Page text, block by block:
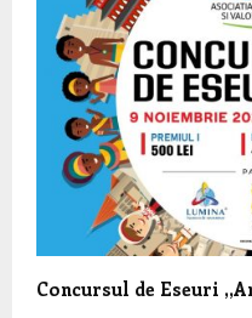
Concursul de Eseuri